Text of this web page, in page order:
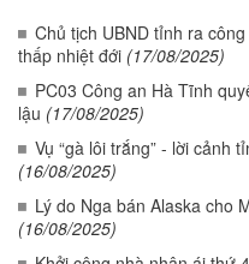
Chủ tịch UBND tỉnh ra
thấp nhiệt đới (17/08/2025)
PC03 Công an Hà Tĩnh
lậu (17/08/2025)
Vụ “gà lôi trắng” - lời cảnh
(16/08/2025)
Lý do Nga bán Alaska cho
(16/08/2025)